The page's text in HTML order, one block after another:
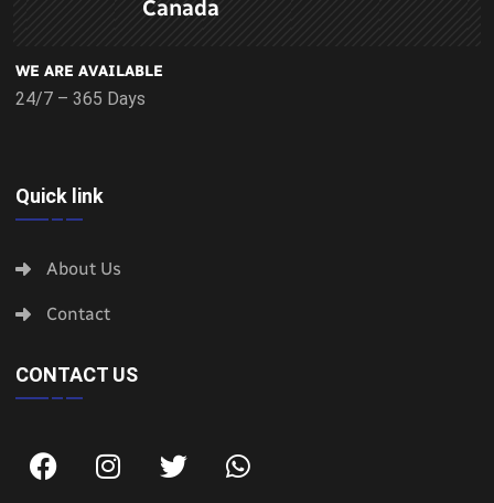
Canada
WE ARE AVAILABLE
24/7 – 365 Days
Quick link
About Us
Contact
CONTACT US